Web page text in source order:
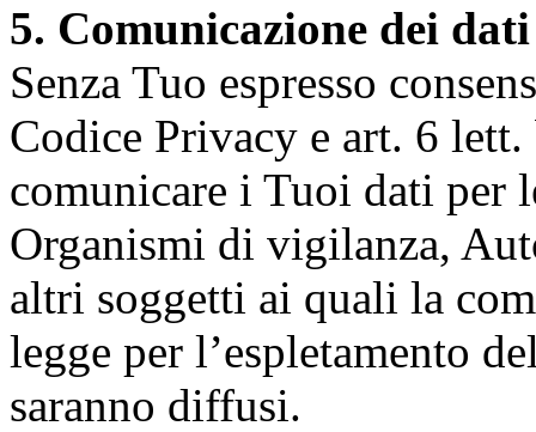
5. Comunicazione dei dati
Senza Tuo espresso
Codice Privacy e art. 6
comunicare i Tuoi dati per
Organismi di vigilanza,
altri soggetti ai quali la
legge per l’espletamento
saranno diffusi.